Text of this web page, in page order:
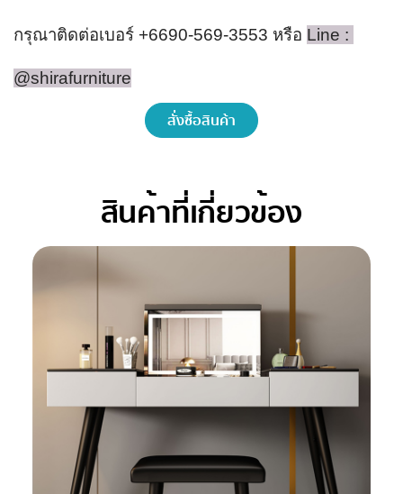
กรุณาติดต่อเบอร์ +6690-569-3553 หรือ Line :
@shirafurniture
สั่งซื้อสินค้า
สินค้าที่เกี่ยวข้อง